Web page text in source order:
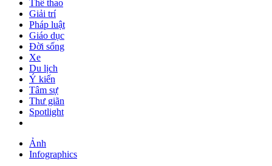
Thể thao
Giải trí
Pháp luật
Giáo dục
Đời sống
Xe
Du lịch
Ý kiến
Tâm sự
Thư giãn
Spotlight
Ảnh
Infographics